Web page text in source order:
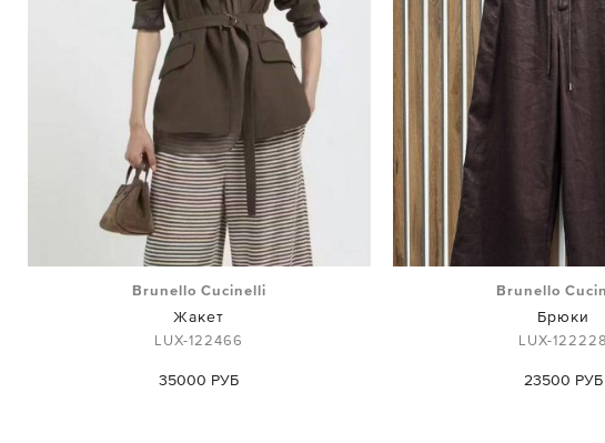
Brunello Cucinelli
Жакет
LUX-122466
35000 РУБ
Brunello
Брюки
LUX-122228
23500 РУБ